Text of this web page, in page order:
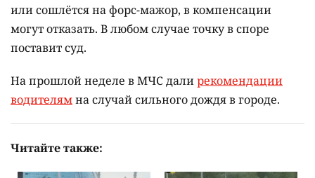
или сошлётся на форс-мажор, в компенсации
могут отказать. В любом случае точку в споре
поставит суд.
На прошлой неделе в МЧС далирекомендации
водителямна случай сильного дождя в городе.
Читайте также: